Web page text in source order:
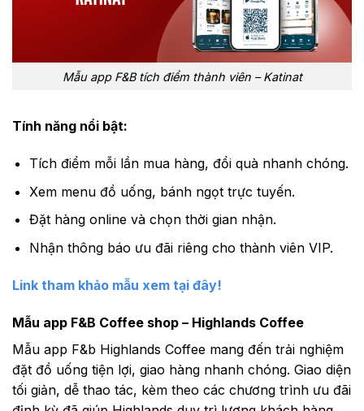
Mẫu app F&B tích điểm thành viên – Katinat
Tính năng nổi bật:
Tích điểm mỗi lần mua hàng, đổi quà nhanh chóng.
Xem menu đồ uống, bánh ngọt trực tuyến.
Đặt hàng online và chọn thời gian nhận.
Nhận thông báo ưu đãi riêng cho thành viên VIP.
Link tham khảo mẫu xem tại đây!
Mẫu app F&B Coffee shop – Highlands Coffee
Mẫu app F&b Highlands Coffee mang đến trải nghiệm
đặt đồ uống tiện lợi, giao hàng nhanh chóng. Giao diện
tối giản, dễ thao tác, kèm theo các chương trình ưu đãi